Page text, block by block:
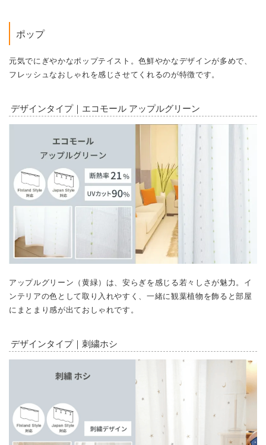
ポップ
元気でにぎやかなポップテイスト。色鮮やかなデザインが多めで、
フレッシュなおしゃれを感じさせてくれるのが特徴です。
デザインタイプ｜エコモール アップルグリーン
アップルグリーン（黄緑）は、安らぎを感じる若々しさが魅力。イ
ンテリアの色として取り入れやすく、一緒に観葉植物を飾ると部屋
にまとまり感が出ておしゃれです。
デザインタイプ｜刺繍ホシ